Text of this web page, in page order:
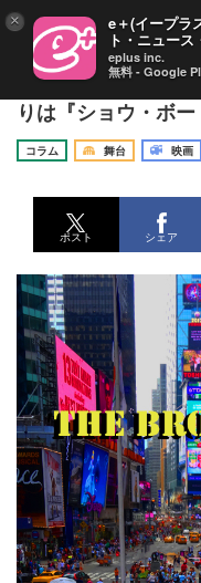
「ザ・ブロードウ
りは『ショウ・ボー
コラム 舞台
映画
ポスト シェア
× e＋(イープラ
ト・ニュー
eplus inc.
無料 - Google